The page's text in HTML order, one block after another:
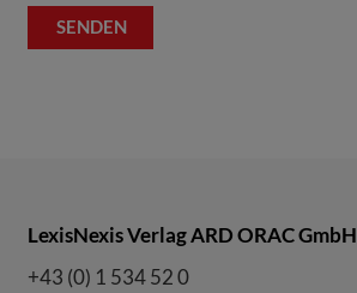
LexisNexis Verlag ARD ORAC GmbH
+43 (0) 1 534 52 0